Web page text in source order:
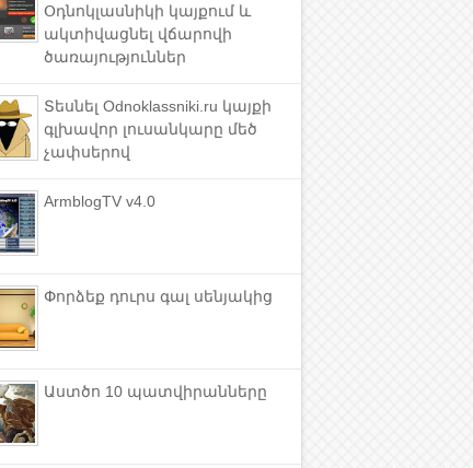
Օդնոկլասնիկի կայքում և
ակտիվացնել վճարովի
ծառայություններ
Տեսնել Odnoklassniki.ru կայքի
գլխավոր լուսանկարը մեծ
չափսերով
ArmblogTV v4.0
Փորձեք դուրս գալ սենյակից
Աստծո 10 պատվիրանները